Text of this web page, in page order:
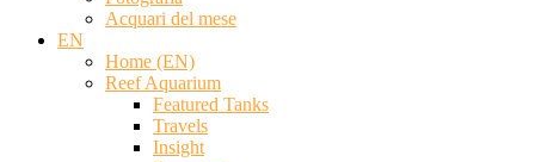
Acquari del mese
EN
Home (EN)
Reef Aquarium
Featured Tanks
Travels
Insight